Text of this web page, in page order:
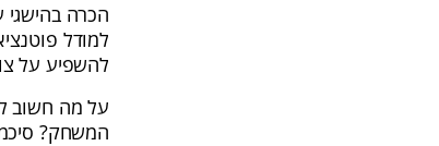
הכרה בהישגי
למודל
להשפיע על
על מה חשוב
המשחק?